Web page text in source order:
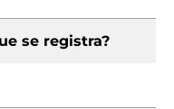
se registra?